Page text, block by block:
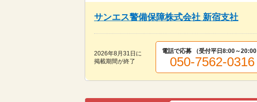
サンエス警備保障株式会社 新宿支社
2026年8月31日 に
掲載期間が終了
電話で応募 （受付平日8:00～20:00
050-7562-0316